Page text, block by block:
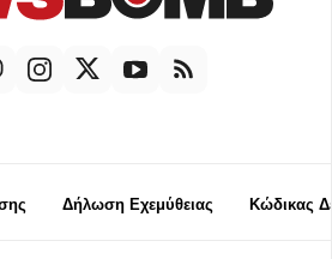
Δήλωση Εχεμύθειας Κώδικας